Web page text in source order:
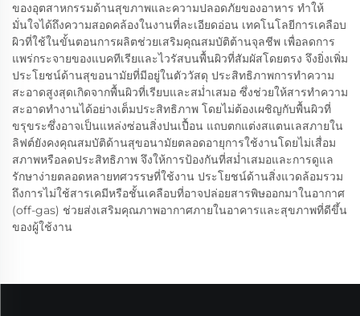
ของอุตสาหกรรมด้านสุขภาพและความปลอดภัยของอาหาร ทำให้
มั่นใจได้ถึงความสอดคล้องในงานที่ละเอียดอ่อน เทคโนโลยีการเคลือบ
ผิวที่ใช้ในขั้นตอนการผลิตช่วยเสริมคุณสมบัติต้านจุลชีพ เพื่อลดการ
แพร่กระจายของแบคทีเรียและไวรัสบนพื้นผิวที่สัมผัสโดยตรง จึงยิ่งเพิ่ม
ประโยชน์ด้านสุขอนามัยที่มีอยู่ในตัววัสดุ ประสิทธิภาพการทำความ
สะอาดสูงสุดเกิดจากพื้นผิวที่เรียบและสม่ำเสมอ ซึ่งช่วยให้สารทำความ
สะอาดทำงานได้อย่างเต็มประสิทธิภาพ โดยไม่ต้องเผชิญกับพื้นผิวที่
ขรุขระซึ่งอาจเป็นแหล่งซ่อนสิ่งปนเปื้อน แถบตกแต่งสแตนเลสภายใน
ลิฟต์ยังคงคุณสมบัติด้านสุขอนามัยตลอดอายุการใช้งานโดยไม่เสื่อม
สภาพหรือลดประสิทธิภาพ จึงให้การป้องกันที่สม่ำเสมอและการดูแล
รักษาง่ายตลอดหลายทศวรรษที่ใช้งาน ประโยชน์ด้านสิ่งแวดล้อมรวม
ถึงการไม่ใช้สารเคมีหรือชั้นเคลือบที่อาจปล่อยสารพิษออกมาในอากาศ
(off-gas) ช่วยส่งเสริมคุณภาพอากาศภายในอาคารและสุขภาพที่ดีขึ้น
ของผู้ใช้งาน